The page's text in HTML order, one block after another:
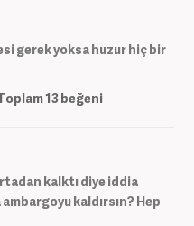
gerek yoksa huzur hiç bir
13beğeni
kalktı diye iddia
kaldırsın? Hep